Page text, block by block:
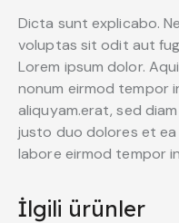
Dicta sunt explicabo.
voluptas sit odit aut
Lorem ipsum dolor.
nonum eirmod tempor
aliquyam.erat, sed
justo duo dolores et
labore eirmod tempor
İlgili ürünler